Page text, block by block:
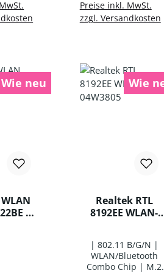
Preise inkl. MwSt.
zzgl. Versandkosten
Wie neu
BT
Wie
Realtek RTL
8192EE WLAN-
| 802.11 B/G/N |
WLAN/Bluetooth
Combo Chip | M.2